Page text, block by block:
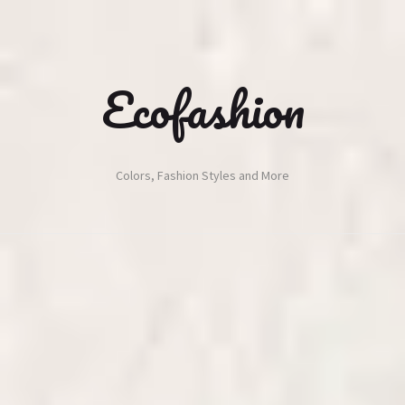
Ecofashion
Colors, Fashion Styles and More